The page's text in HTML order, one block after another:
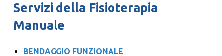
Servizi della Fisioterapia
Manuale
BENDAGGIO FUNZIONALE